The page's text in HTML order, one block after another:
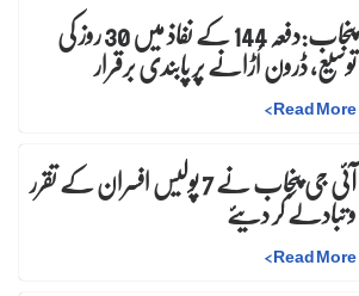
پنجاب:دفعہ 144 کے نفاذ میں 30 روز کیتوسیع، ڈرون اُڑانے پر پابندی برقرار
Read More
>
آئی جی پنجاب نے 7 پولیس افسران کے تقرر و تبادلے کر دیئے
Read More
>